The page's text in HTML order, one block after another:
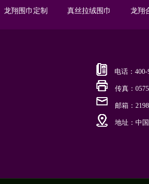
龙翔围巾定制 真丝拉绒围巾 龙翔
电话：400-
传真：
邮箱：
地址：中